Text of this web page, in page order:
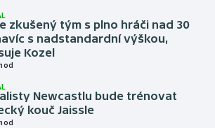
zkušený tým s plno hráči nad 30
s nadstandardní výškou,
Kozel
Newcastlu bude trénovat
kouč Jaissle